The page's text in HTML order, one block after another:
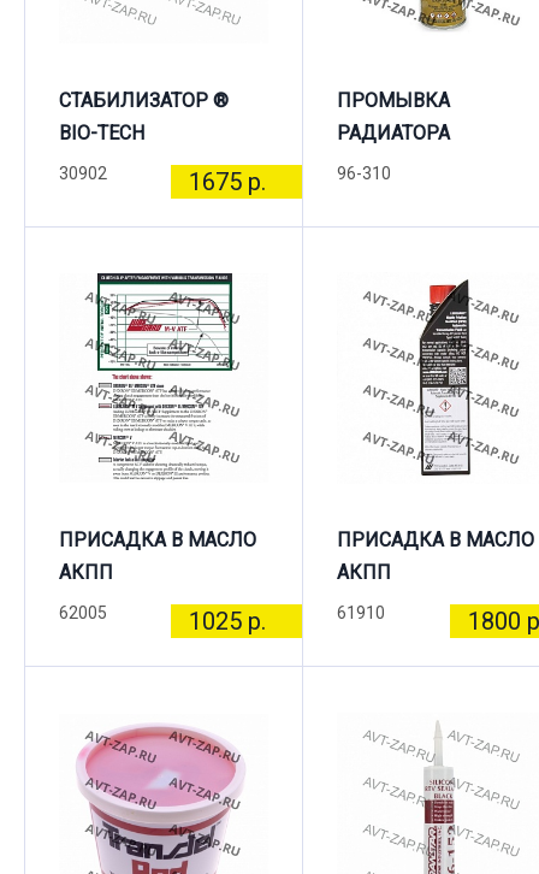
СТАБИЛИЗАТОР ®
BIO-TECH
30902 1675 р.
ПРОМЫВКА
РАДИАТОРА
96-310
ПРИСАДКА В МАСЛО
АКПП
62005 1025 р.
ПРИСАДКА В МАСЛО
АКПП
61910 1800